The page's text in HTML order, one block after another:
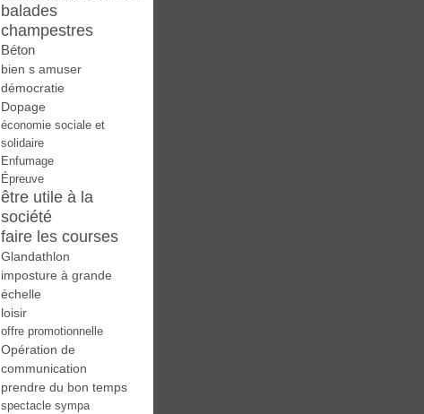
balades
champestres
Béton
bien s amuser
démocratie
Dopage
économie sociale et
solidaire
Enfumage
Épreuve
être utile à la
société
faire les courses
Glandathlon
imposture à grande
échelle
loisir
offre promotionnelle
Opération de
communication
prendre du bon temps
spectacle sympa